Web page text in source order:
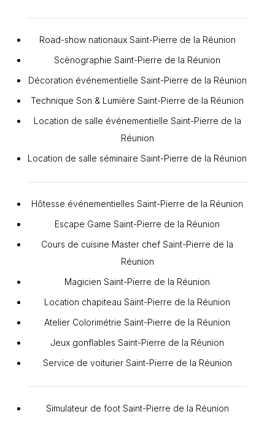
Road-show nationaux Saint-Pierre de la Réunion
Scènographie Saint-Pierre de la Réunion
Décoration événementielle Saint-Pierre de la Réunion
Technique Son & Lumière Saint-Pierre de la Réunion
Location de salle événementielle Saint-Pierre de la
Réunion
Location de salle séminaire Saint-Pierre de la Réunion
Hôtesse événementielles Saint-Pierre de la Réunion
Escape Game Saint-Pierre de la Réunion
Cours de cuisine Master chef Saint-Pierre de la
Réunion
Magicien Saint-Pierre de la Réunion
Location chapiteau Saint-Pierre de la Réunion
Atelier Colorimétrie Saint-Pierre de la Réunion
Jeux gonflables Saint-Pierre de la Réunion
Service de voiturier Saint-Pierre de la Réunion
Simulateur de foot Saint-Pierre de la Réunion